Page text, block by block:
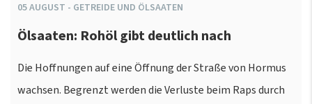
05AUGUST - GETREIDE UND ÖLSAATEN
Ölsaaten: Rohöl gibt deutlich nach
Die Hoffnungen auf eine Öffnung der Straße von Hormus
wachsen. Begrenzt werden die Verluste beim Raps durch